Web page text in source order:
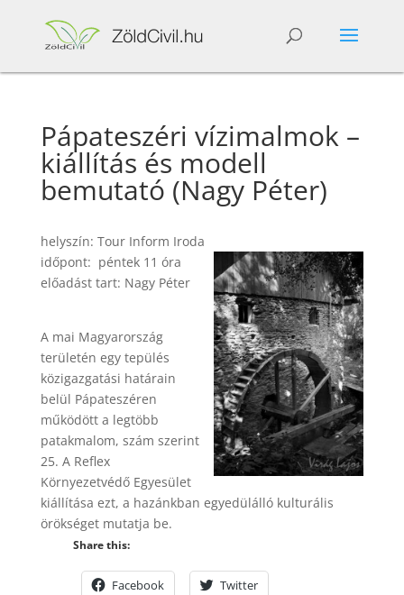
Pápateszéri vízimalmok –
kiállítás és modell
bemutató (Nagy Péter)
helyszín: Tour Inform Iroda
időpont: péntek 11 óra
előadást tart: Nagy Péter
A mai Magyarország
területén egy tepülés
közigazgatási határain
belül Pápateszéren
működött a legtöbb
patakmalom, szám szerint
25. A Reflex
Környezetvédő Egyesület
kiállítása ezt, a hazánkban egyedülálló kulturális
örökséget mutatja be.
Share this:
Facebook Twitter